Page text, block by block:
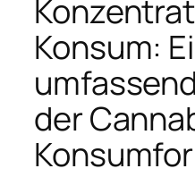
Konsum:
der